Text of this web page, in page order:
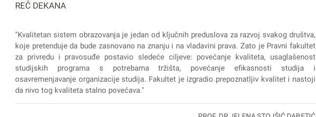
REČ DEKANA
"Kvalitetan sistem obrazovanja je jedan od ključnih preduslova za razvoj svakog društva,
koje pretenduje da bude zasnovano na znanju i na vladavini prava. Zato je Pravni fakultet
za privredu i pravosuđe postavio sledeće ciljeve: povećanje kvaliteta, usaglašenost
studijskih programa s potrebama tržišta, povećanje efikasnosti studija i
osavremenjavanje organizacije studija. Fakultet je izgradio prepoznatljiv kvalitet i nastoji
da nivo tog kvaliteta stalno povećava."